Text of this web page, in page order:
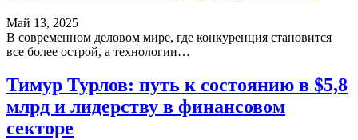
Май 13, 2025
В современном деловом мире, где конкуренция становится
все более острой, а технологии…
Тимур Турлов: путь к состоянию в $5,8
млрд и лидерству в финансовом
секторе